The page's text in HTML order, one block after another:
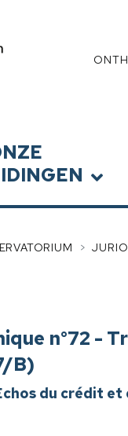
n°72 -
B)
du crédit